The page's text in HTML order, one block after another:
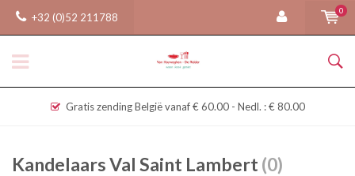
+32 (0)52 211788
0
Gratis zending België vanaf € 60.00 - Nedl. : € 80.00
Kandelaars Val Saint Lambert (0)